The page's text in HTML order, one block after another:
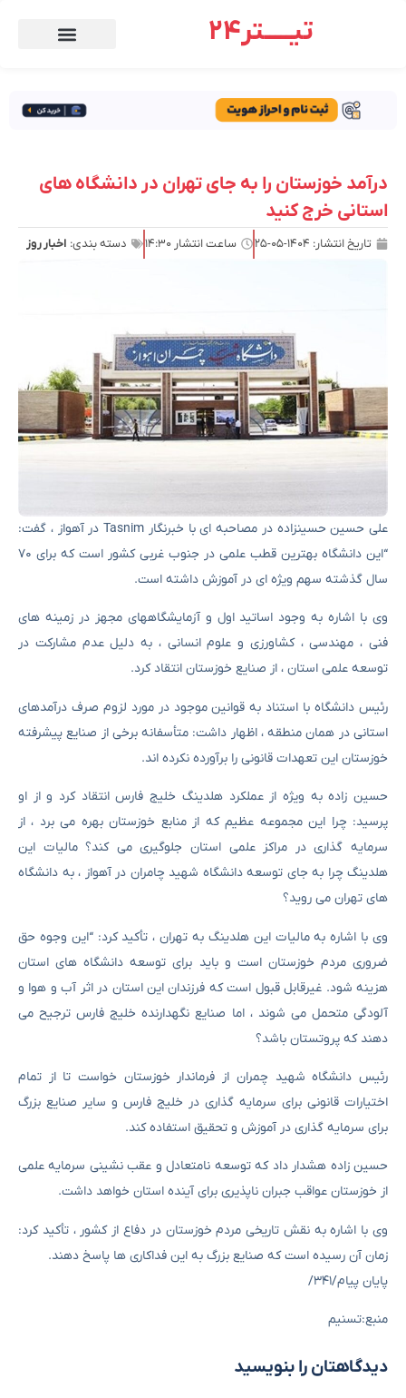
تیـــــتر24
درآمد خوزستان را به جای تهران در دانشگاه های
استانی خرج کنید
تاریخ انتشار: ۱۴۰۴-۰۵-۲۵ ساعت انتشار ۱۴:۳۰ دسته بندی: اخبار روز
علی حسین حسینزاده در مصاحبه ای با خبرنگار Tasnim در آهواز ، گفت:
“این دانشگاه بهترین قطب علمی در جنوب غربی کشور است که برای ۷۰
سال گذشته سهم ویژه ای در آموزش داشته است.
وی با اشاره به وجود اساتید اول و آزمایشگاههای مجهز در زمینه های
فنی ، مهندسی ، کشاورزی و علوم انسانی ، به دلیل عدم مشارکت در
توسعه علمی استان ، از صنایع خوزستان انتقاد کرد.
رئیس دانشگاه با استناد به قوانین موجود در مورد لزوم صرف درآمدهای
استانی در همان منطقه ، اظهار داشت: متأسفانه برخی از صنایع پیشرفته
خوزستان این تعهدات قانونی را برآورده نکرده اند.
حسین زاده به ویژه از عملکرد هلدینگ خلیج فارس انتقاد کرد و از او
پرسید: چرا این مجموعه عظیم که از منابع خوزستان بهره می برد ، از
سرمایه گذاری در مراکز علمی استان جلوگیری می کند؟ مالیات این
هلدینگ چرا به جای توسعه دانشگاه شهید چامران در آهواز ، به دانشگاه
های تهران می روید؟
وی با اشاره به مالیات این هلدینگ به تهران ، تأکید کرد: “این وجوه حق
ضروری مردم خوزستان است و باید برای توسعه دانشگاه های استان
هزینه شود. غیرقابل قبول است که فرزندان این استان در اثر آب و هوا و
آلودگی متحمل می شوند ، اما صنایع نگهدارنده خلیج فارس ترجیح می
دهند که پروتستان باشد؟
رئیس دانشگاه شهید چمران از فرماندار خوزستان خواست تا از تمام
اختیارات قانونی برای سرمایه گذاری در خلیج فارس و سایر صنایع بزرگ
برای سرمایه گذاری در آموزش و تحقیق استفاده کند.
حسین زاده هشدار داد که توسعه نامتعادل و عقب نشینی سرمایه علمی
از خوزستان عواقب جبران ناپذیری برای آینده استان خواهد داشت.
وی با اشاره به نقش تاریخی مردم خوزستان در دفاع از کشور ، تأکید کرد:
زمان آن رسیده است که صنایع بزرگ به این فداکاری ها پاسخ دهند.
پایان پیام/۳۴۱/
منبع:تسنیم
دیدگاهتان را بنویسید